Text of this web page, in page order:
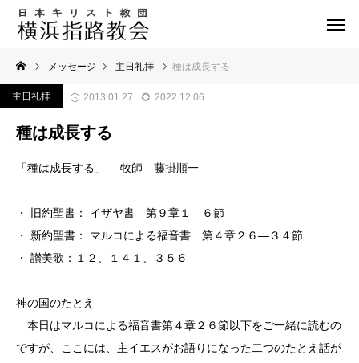
メッセージ 主日礼拝 種は成長する
主日礼拝 2013.01.27 2022.12.06
種は成長する
「種は成長する」 牧師 藤掛順一
・ 旧約聖書： イザヤ書 第９章１―６節
・ 新約聖書： マルコによる福音書 第４章２６―３４節
・ 讃美歌：１２、１４１、３５６
神の国のたとえ
本日はマルコによる福音書第４章２６節以下をご一緒に読むの
ですが、ここには、主イエスがお語りになった二つのたとえ話が